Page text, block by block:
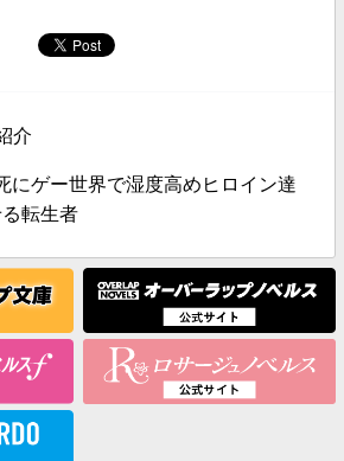
介
にゲー世界で湿度高めヒロイン達
転生者